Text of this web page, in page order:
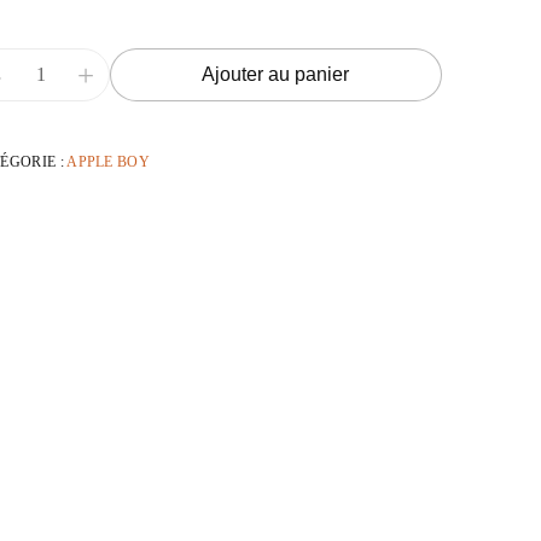
+ Ajouter au panier
:APPLE BOY